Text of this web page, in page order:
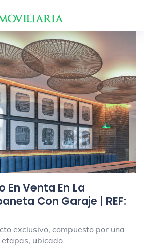
Venta En La
Con Garaje | REF:
exclusivo, compuesto por una
ubicado